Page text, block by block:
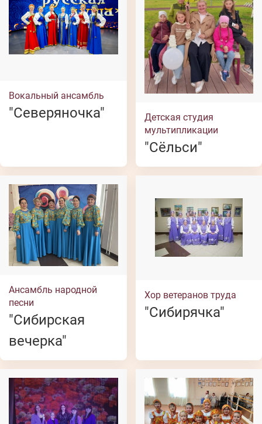
Вокальный ансамбль
"Северяночка"
Детская студия
мультипликации
"Сёльси"
Ансамбль народной
песни
"Сибирская
вечерка"
Хор ветеранов труда
"Сибирячка"